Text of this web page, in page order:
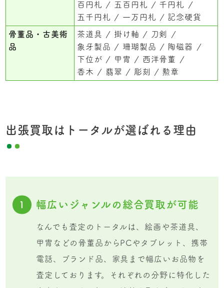
百円札
五百円札
千円札
五千円札
一万円札 記念硬貨
骨董品・古美術
品
茶道具 掛け軸
刀剣
象牙製品
珊瑚製品
陶磁器
下位が
甲冑
西洋骨董
香木
翡翠 彫刻 勲章
出張買取はトータルが選ばれる理由
1 幅広いジャンルの総合買取が可能
なんでも査定のトータルは、絵画や茶道具、
甲冑などの骨董品からPCやタブレット、携帯
電話、ブランド品、家具まで幅広いお品物を
査定しております。それぞれの分野に特化した